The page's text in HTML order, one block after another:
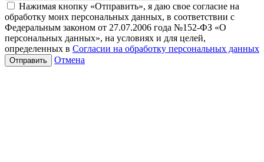
Нажимая кнопку «Отправить», я даю свое согласие на
обработку моих персональных данных, в соответствии с
Федеральным законом от 27.07.2006 года №152-ФЗ «О
персональных данных», на условиях и для целей,
определенных в Согласии на обработку персональных данных
Отмена